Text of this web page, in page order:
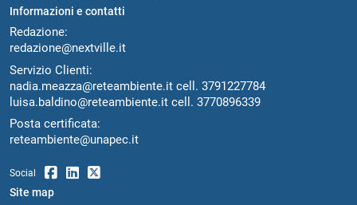
Informazioni e contatti
Redazione:
redazione@nextville.it
Servizio Clienti:
nadia.meazza@reteambiente.it cell. 3791227784
luisa.baldino@reteambiente.it cell. 3770896339
Posta certificata:
reteambiente@unapec.it
Social
Site map